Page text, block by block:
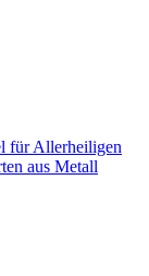
für Allerheiligen
aus Metall